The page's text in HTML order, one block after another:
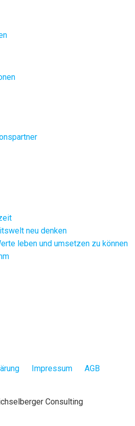
neu denken
leben und umsetzen zu können
Impressum AGB
Consulting